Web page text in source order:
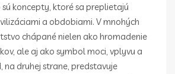
koncepty, ktoré sa preplietajú
a obdobiami. V mnohých
chápané nielen ako hromadenie
ale aj ako symbol moci, vplyvu a
na druhej strane, predstavuje